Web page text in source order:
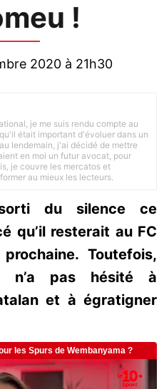
!
2020 à 21h30
je me suis rendu compte au
était important d'évoluer dans un
lendemain, j'ai décidé de mettre
en moi un futur avocat, pour
je couvre les mercatos et
au mieux les lecteurs.
du silence ce
qu’il resterait au FC
Toutefois,
n’a pas hésité à
et à égratigner